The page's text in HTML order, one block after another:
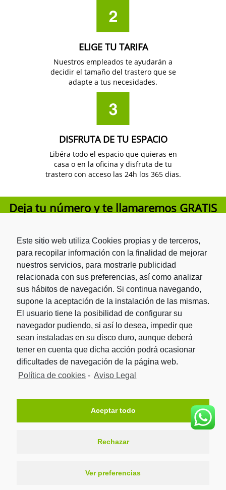
Este sitio web utiliza Cookies propias y de terceros,
para recopilar información con la finalidad de mejorar
nuestros servicios, para mostrarle publicidad
relacionada con sus preferencias, así como analizar
sus hábitos de navegación. Si continua navegando,
supone la aceptación de la instalación de las mismas.
El usuario tiene la posibilidad de configurar su
navegador pudiendo, si así lo desea, impedir que
sean instaladas en su disco duro, aunque deberá
tener en cuenta que dicha acción podrá ocasionar
dificultades de navegación de la página web.
Política de cookies - Aviso Legal
Aceptar todo
Rechazar
Ver preferencias
ELIGE TU TARIFA
Nuestros empleados te ayudarán a
decidir el tamaño del trastero que se
adapte a tus necesidades.
DISFRUTA DE TU ESPACIO
Libéra todo el espacio que quieras en
casa o en la oficina y disfruta de tu
trastero con acceso las 24h los 365 dias.
Deja tu número y te llamaremos GRATIS
He leído y acepto laPolítica de privacidad.
Carrer de l’Oliverar, 6
08940 – Cornellà (Barcelona)
Tel. 935 255 631
info@trasterosbcn.com
Nuestros servicios
Trasteros para Particulares
Trasteros para Empresas
Servicio de Mudanzas
Nuestros centros
Centro de trasteros L'Hospitalet
Trasteros BCN © 2026